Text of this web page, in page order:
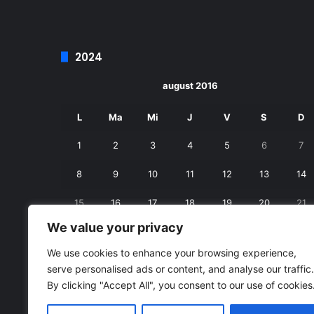
We value your privacy
We use cookies to enhance your browsing experience,
serve personalised ads or content, and analyse our traffic.
By clicking "Accept All", you consent to our use of
2024
august 2016
L Ma Mi J V S D
1 2 3 4 5 6 7
8 9 10 11 12 13 14
15 16 17 18 19 20 21
22 23 24
29 30 31